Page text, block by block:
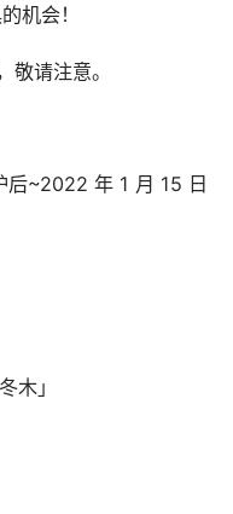
机会！
请注意。
后~2022 年 1 月 15 日
木」